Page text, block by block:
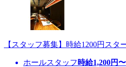
【スタッフ募集】時給1200円ス
ホールスタッフ 時給1,200円〜